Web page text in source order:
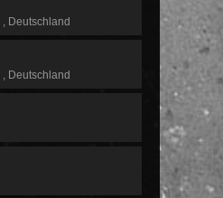
Deutschland
Deutschland